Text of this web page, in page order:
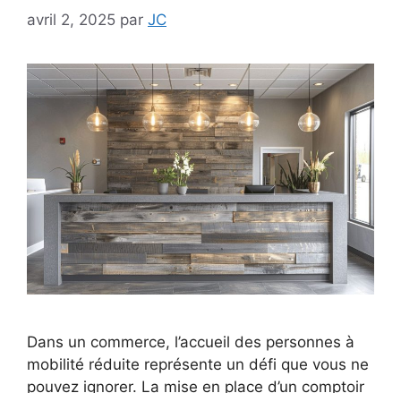
avril 2, 2025 par JC
Dans un commerce, l’accueil des personnes à
mobilité réduite représente un défi que vous ne
pouvez ignorer. La mise en place d’un comptoir